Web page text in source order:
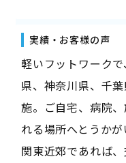
実績・お客様の声
軽いフットワーク
県、神奈川県、千
施。ご自宅、病院
れる場所へとうか
関東近郊であれば